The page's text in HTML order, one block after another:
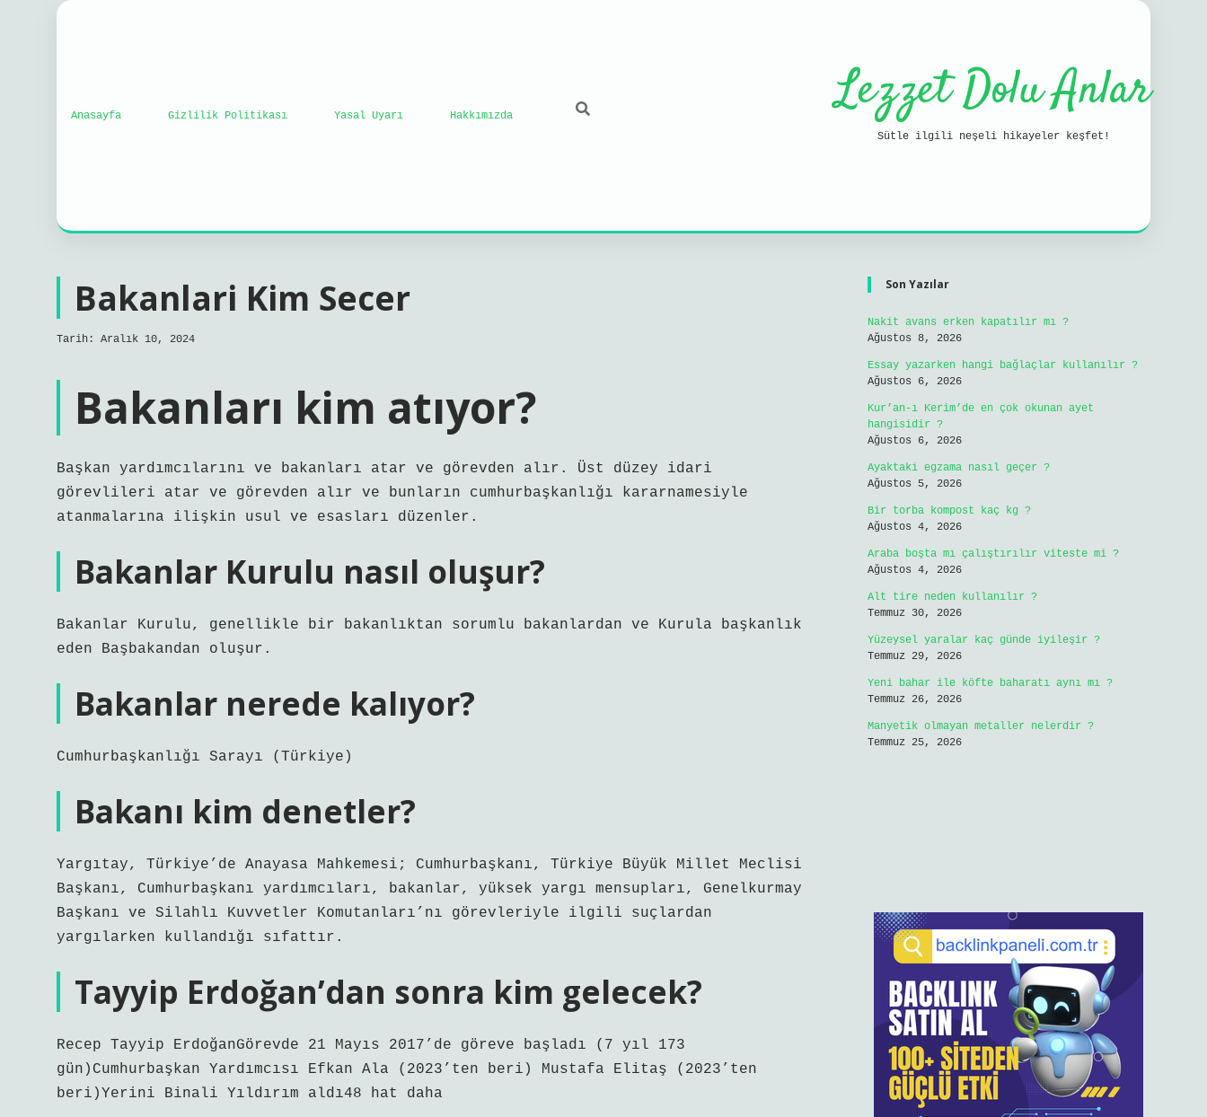
Anasayfa Gizlilik Politikası Yasal Uyarı Hakkımızda Lezzet Dolu Anlar
Sütle ilgili neşeli hikayeler keşfet!
Bakanlari Kim Secer
Tarih: Aralık 10, 2024
Bakanları kim atıyor?
Başkan yardımcılarını ve bakanları atar ve görevden alır. Üst düzey idari
görevlileri atar ve görevden alır ve bunların cumhurbaşkanlığı kararnamesiyle
atanmalarına ilişkin usul ve esasları düzenler.
Bakanlar Kurulu nasıl oluşur?
Bakanlar Kurulu, genellikle bir bakanlıktan sorumlu bakanlardan ve Kurula başkanlık
eden Başbakandan oluşur.
Bakanlar nerede kalıyor?
Cumhurbaşkanlığı Sarayı (Türkiye)
Bakanı kim denetler?
Yargıtay, Türkiye’de Anayasa Mahkemesi; Cumhurbaşkanı, Türkiye Büyük Millet Meclisi
Başkanı, Cumhurbaşkanı yardımcıları, bakanlar, yüksek yargı mensupları, Genelkurmay
Başkanı ve Silahlı Kuvvetler Komutanları’nı görevleriyle ilgili suçlardan
yargılarken kullandığı sıfattır.
Tayyip Erdoğan’dan sonra kim gelecek?
Recep Tayyip ErdoğanGörevde 21 Mayıs 2017’de göreve başladı (7 yıl 173
gün)Cumhurbaşkan Yardımcısı Efkan Ala (2023’ten beri) Mustafa Elitaş (2023’ten
beri)Yerini Binali Yıldırım aldı48 hat daha
Sidebar
Son Yazılar
Nakit avans erken kapatılır mı ?
Ağustos 8, 2026
Essay yazarken hangi bağlaçlar kullanılır ?
Ağustos 6, 2026
Kur’an-ı Kerim’de en çok okunan ayet
hangisidir ?
Ağustos 6, 2026
Ayaktaki egzama nasıl geçer ?
Ağustos 5, 2026
Bir torba kompost kaç kg ?
Ağustos 4, 2026
Araba boşta mı çalıştırılır viteste mi ?
Ağustos 4, 2026
Alt tire neden kullanılır ?
Temmuz 30, 2026
Yüzeysel yaralar kaç günde iyileşir ?
Temmuz 29, 2026
Yeni bahar ile köfte baharatı aynı mı ?
Temmuz 26, 2026
Manyetik olmayan metaller nelerdir ?
Temmuz 25, 2026